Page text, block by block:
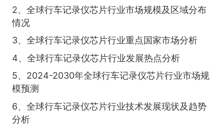
2、全球行车记录仪芯片行业市场规模及区域分布
情况
3、全球行车记录仪芯片行业重点国家市场分析
4、全球行车记录仪芯片行业发展热点分析
5、2024-2030年全球行车记录仪芯片行业市场规
模预测
6、全球行车记录仪芯片行业技术发展现状及趋势
分析